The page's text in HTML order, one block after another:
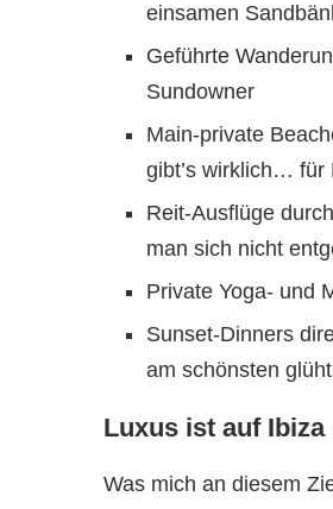
einsamen
Geführte
Sundowner
Main-private
gibt’s wirklich… für
Reit-Ausflüge
man sich nicht
Private Yoga- und
Sunset-Dinners
am schönsten glüht
Luxus ist auf
Was mich an diesem